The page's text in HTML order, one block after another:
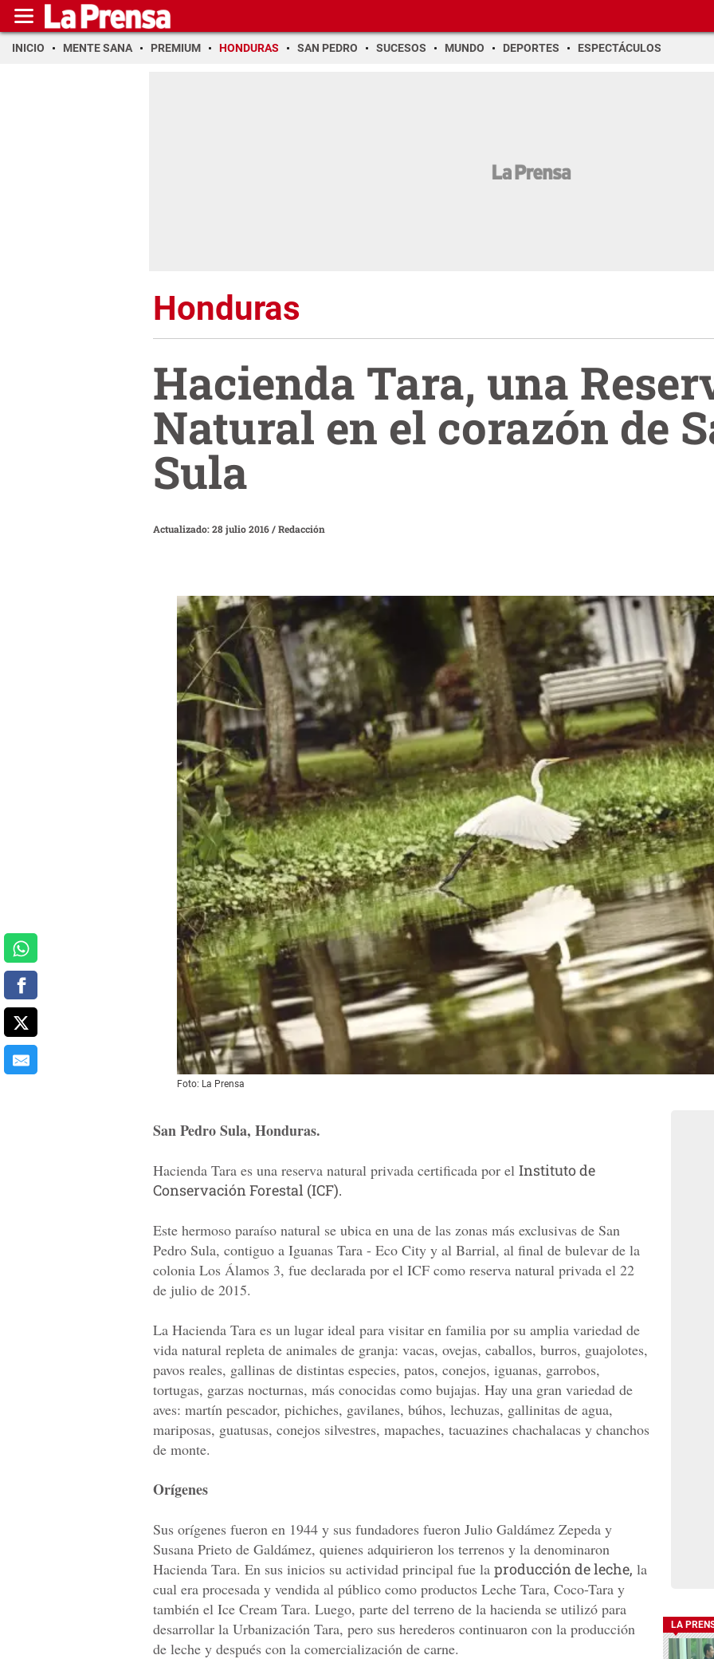
INICIO MENTE SANA PREMIUM HONDURAS SAN PEDRO SUCESOS MUNDO DEPORTES ESPECTÁCULOS
Honduras
Hacienda Tara, una
Natural en el corazón de
Sula
Actualizado: 28 julio 2016/Redacción
Foto: La Prensa
San Pedro Sula, Honduras.
Hacienda Tara es una reserva natural privada certificada por el Instituto de
Conservación Forestal (ICF).
Este hermoso paraíso natural se ubica en una de las zonas más exclusivas de San
Pedro Sula, contiguo a Iguanas Tara - Eco City y al Barrial, al final de bulevar de la
colonia Los Álamos 3, fue declarada por el ICF como reserva natural privada el 22
de julio de 2015.
La Hacienda Tara es un lugar ideal para visitar en familia por su amplia variedad de
vida natural repleta de animales de granja: vacas, ovejas, caballos, burros, guajolotes,
pavos reales, gallinas de distintas especies, patos, conejos, iguanas, garrobos,
tortugas, garzas nocturnas, más conocidas como bujajas. Hay una gran variedad de
aves: martín pescador, pichiches, gavilanes, búhos, lechuzas, gallinitas de agua,
mariposas, guatusas, conejos silvestres, mapaches, tacuazines chachalacas y chanchos
de monte.
Orígenes
Sus orígenes fueron en 1944 y sus fundadores fueron Julio Galdámez Zepeda y
Susana Prieto de Galdámez, quienes adquirieron los terrenos y la denominaron
Hacienda Tara. En sus inicios su actividad principal fue la producción de leche, la
cual era procesada y vendida al público como productos Leche Tara, Coco-Tara y
también el Ice Cream Tara. Luego, parte del terreno de la hacienda se utilizó para
desarrollar la Urbanización Tara, pero sus herederos continuaron con la producción
de leche y después con la comercialización de carne.
LA